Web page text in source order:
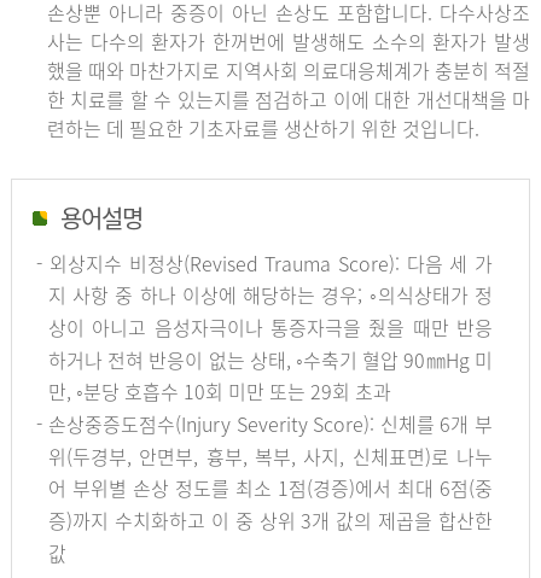
손상뿐 아니라 중증이 아닌 손상도 포함합니다. 다수사상조
사는 다수의 환자가 한꺼번에 발생해도 소수의 환자가 발생
했을 때와 마찬가지로 지역사회 의료대응체계가 충분히 적절
한 치료를 할 수 있는지를 점검하고 이에 대한 개선대책을 마
련하는 데 필요한 기초자료를 생산하기 위한 것입니다.
용어설명
- 외상지수 비정상(Revised Trauma Score): 다음 세 가
지 사항 중 하나 이상에 해당하는 경우; ◦의식상태가 정
상이 아니고 음성자극이나 통증자극을 줬을 때만 반응
하거나 전혀 반응이 없는 상태, ◦수축기 혈압 90㎜Hg 미
만, ◦분당 호흡수 10회 미만 또는 29회 초과
- 손상중증도점수(Injury Severity Score): 신체를 6개 부
위(두경부, 안면부, 흉부, 복부, 사지, 신체표면)로 나누
어 부위별 손상 정도를 최소 1점(경증)에서 최대 6점(중
증)까지 수치화하고 이 중 상위 3개 값의 제곱을 합산한
값